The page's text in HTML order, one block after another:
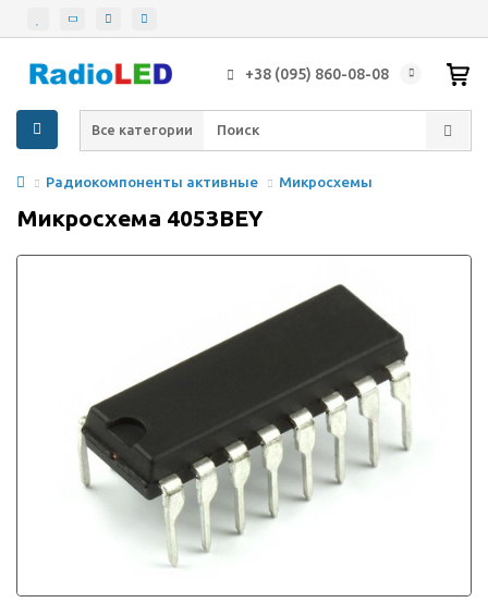
+38 (095) 860-08-08
Все категории
Радиокомпоненты активные Микросхемы
Микросхема 4053BEY